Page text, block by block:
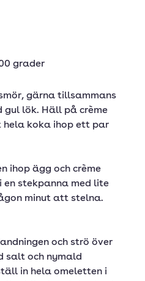
grader
gärna tillsammans
gul lök. Häll på crème
hela koka ihop ett par
ihop ägg och crème
en stekpanna med lite
minut att stelna.
och strö över
salt och nymald
in hela omeletten i